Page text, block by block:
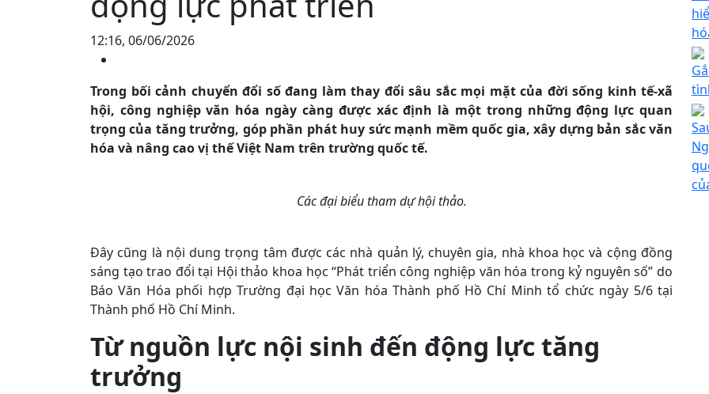
12:16, 06/06/2026
Trong bối cảnh chuyển đổi số đang làm thay đổi sâu sắc mọi mặt của đời sống kinh tế-xã
hội, công nghiệp văn hóa ngày càng được xác định là một trong những động lực quan
trọng của tăng trưởng, góp phần phát huy sức mạnh mềm quốc gia, xây dựng bản sắc văn
hóa và nâng cao vị thế Việt Nam trên trường quốc tế.
Các đại biểu tham dự hội thảo.
Đây cũng là nội dung trọng tâm được các nhà quản lý, chuyên gia, nhà khoa học và cộng đồng
sáng tạo trao đổi tại Hội thảo khoa học “Phát triển công nghiệp văn hóa trong kỷ nguyên số” do
Báo Văn Hóa phối hợp Trường đại học Văn hóa Thành phố Hồ Chí Minh tổ chức ngày 5/6 tại
Thành phố Hồ Chí Minh.
Từ nguồn lực nội sinh đến động lực tăng
trưởng